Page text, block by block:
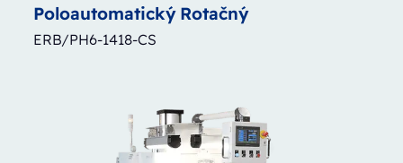
Poloautomatický Rotačný
ERB/PH6-1418-CS